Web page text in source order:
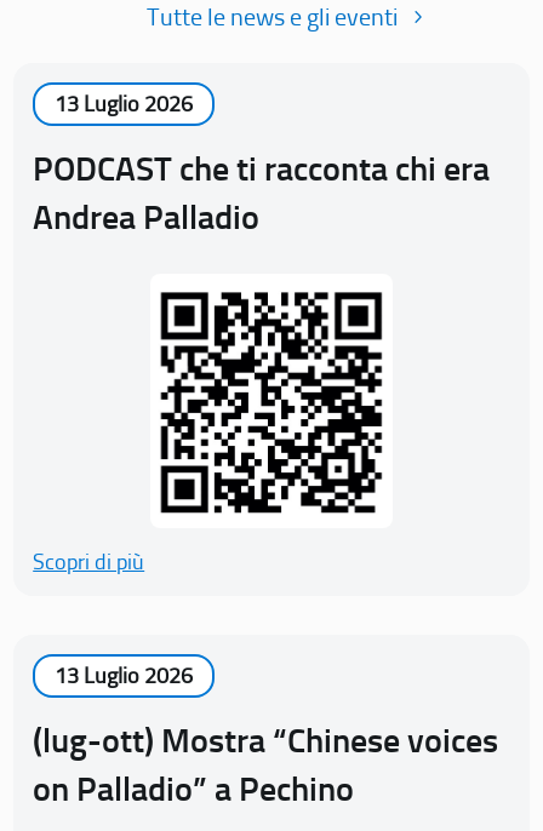
Tutte le news e gli eventi
13 Luglio 2026
PODCAST che ti racconta chi era
Andrea Palladio
Scopri di più
13 Luglio 2026
(lug-ott) Mostra “Chinese voices
on Palladio” a Pechino